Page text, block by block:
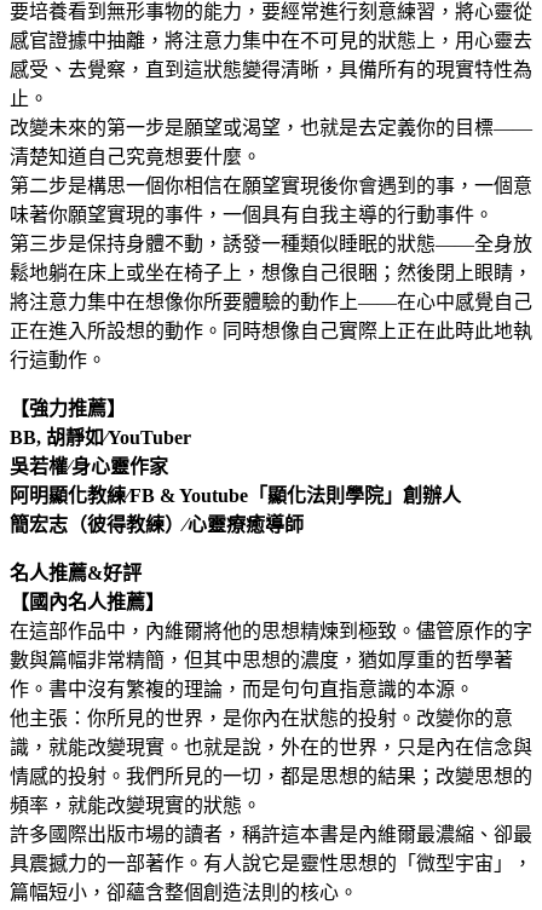
要培養看到無形事物的能力，要經常進行刻意練習，將心靈從
感官證據中抽離，將注意力集中在不可見的狀態上，用心靈去
感受、去覺察，直到這狀態變得清晰，具備所有的現實特性為
止。
改變未來的第一步是願望或渴望，也就是去定義你的目標——
清楚知道自己究竟想要什麼。
第二步是構思一個你相信在願望實現後你會遇到的事，一個意
味著你願望實現的事件，一個具有自我主導的行動事件。
第三步是保持身體不動，誘發一種類似睡眠的狀態——全身放
鬆地躺在床上或坐在椅子上，想像自己很睏；然後閉上眼睛，
將注意力集中在想像你所要體驗的動作上——在心中感覺自己
正在進入所設想的動作。同時想像自己實際上正在此時此地執
行這動作。
【強力推薦】
BB, 胡靜如∕YouTuber
吳若權∕身心靈作家
阿明顯化教練∕FB & Youtube「顯化法則學院」創辦人
簡宏志（彼得教練）∕心靈療癒導師
名人推薦&好評
【國內名人推薦】
在這部作品中，內維爾將他的思想精煉到極致。儘管原作的字
數與篇幅非常精簡，但其中思想的濃度，猶如厚重的哲學著
作。書中沒有繁複的理論，而是句句直指意識的本源。
他主張：你所見的世界，是你內在狀態的投射。改變你的意
識，就能改變現實。也就是說，外在的世界，只是內在信念與
情感的投射。我們所見的一切，都是思想的結果；改變思想的
頻率，就能改變現實的狀態。
許多國際出版市場的讀者，稱許這本書是內維爾最濃縮、卻最
具震撼力的一部著作。有人說它是靈性思想的「微型宇宙」，
篇幅短小，卻蘊含整個創造法則的核心。